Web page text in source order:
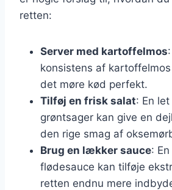
retten:
Server med kartoffelmos
konsistens af
det møre kød perfekt.
Tilføj en frisk salat: En
grøntsager kan give en
den rige smag af
Brug en lækker sauce:
flødesauce kan tilføje
retten endnu mere